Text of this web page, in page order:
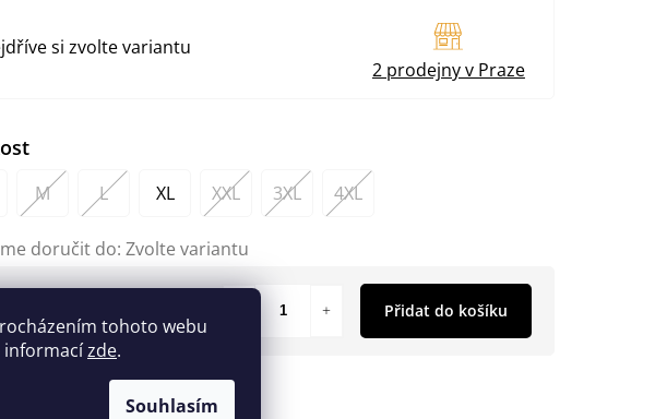
tohoto webu
informacízde.
Souhlasím
M L XL XXL 3XL 4XL
doručit do: Zvolte variantu
Hlídat
290 Kč Přidat do košíku
si zvolte variantu
2 prodejny v Praze